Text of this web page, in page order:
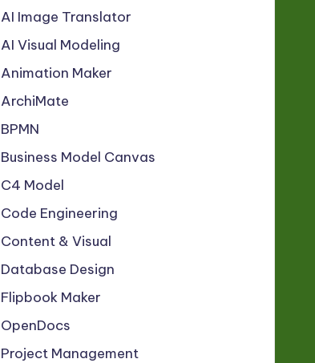
AI Image Translator
AI Visual Modeling
Animation Maker
ArchiMate
BPMN
Business Model Canvas
C4 Model
Code Engineering
Content & Visual
Database Design
Flipbook Maker
OpenDocs
Project Management